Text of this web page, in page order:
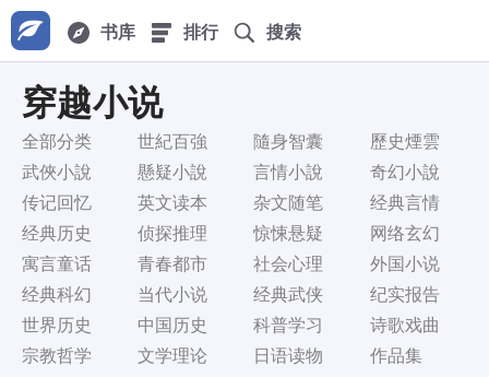
书库 排行 搜索
穿越小说
全部分类 世紀百強 隨身智囊
歷史煙雲
武俠小說
懸疑小說 言情小說
奇幻小說
传记回忆
英文读本 杂文随笔
经典言情
经典历史
侦探推理 惊悚悬疑
网络玄幻
寓言童话
青春都市 社会心理
外国小说
经典科幻
当代小说 经典武侠
纪实报告
世界历史
中国历史 科普学习
诗歌戏曲
宗教哲学
文学理论 日语读物
作品集